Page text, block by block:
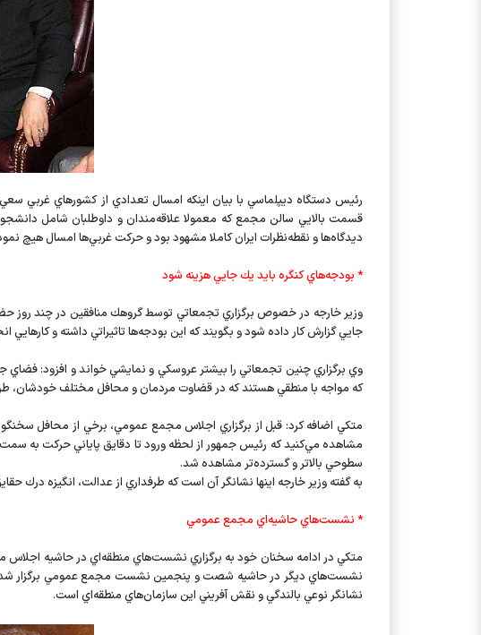
رئيس دستگاه ديپلماسي با بيان اينكه امسال تعدادي از كشورهاي غربي
قسمت بالايي سالن مجمع كه معمولا علاقه‌مندان و داوطلبان شامل
ديدگاه‌ها و نقطه‌نظرات ايران كاملا مشهود بود و حركت غربي‌ها امسال هيچ
* بودجه‌هاي كنگره بايد يك جايي هزينه شود
وزير خارجه در خصوص برگزاري تجمعاتي توسط گروهك منافقين در چند روز
جايي گزارش كار داده شود و بگويند كه اين بودجه‌ها تاثيراتي داشته و
وي برگزاري چنين تجمعاتي را بيشتر عروسكي و نمايشي خواند و افزود: فضاي
كه مواجه با منطقي هستند كه در قضاوت مردمان و محافل مختلف خودشان،
متكي اضافه كرد: قبل از برگزاري اجلاس مجمع عمومي، برخي از محافل
مشاهده مي‌كنيد كه رئيس‌ جمهور از لحظه ورود تا دقايق پاياني حركت به سمت
سطوحي بالاتر و گسترده‌تر مشاهده شد.
به گفته وزير خارجه اينها نشانگر آن است كه طرفداري از عدالت، انگيزه
* نشست‌هاي حاشيه‌اي مجمع عمومي
متكي در ادامه سخنان خود به برگزاري نشست‌هاي منطقه‌اي در حاشيه
نشانگر نوعي بالندگي و نقش آفريني اين سازمان‌هاي منطقه‌اي است.